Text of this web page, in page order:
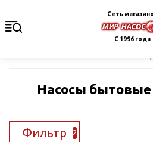
Сеть
С 1996 года
Насосы
Фильтр 2